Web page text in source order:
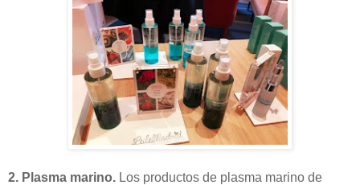
2. Plasma marino. Los productos de plasma marino de